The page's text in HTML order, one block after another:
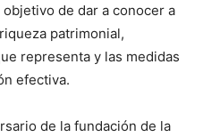
de dar a conocer a
patrimonial,
representa y las medidas
efectiva.
de la fundación de la